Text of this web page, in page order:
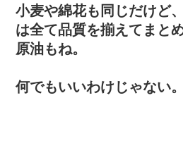
小麦や綿花も同じだけど
は全て品質を揃えてまと
原油もね。
何でもいいわけじゃない。